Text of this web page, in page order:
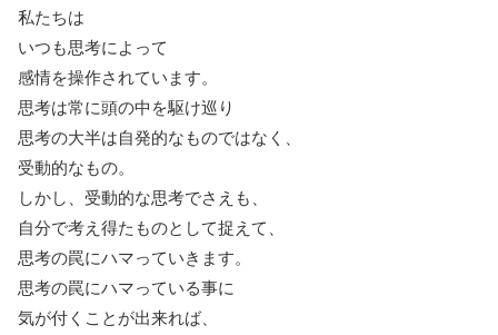
私たちは
いつも思考によって
感情を操作されています。
思考は常に頭の中を駆け巡り
思考の大半は自発的なものではなく、
受動的なもの。
しかし、受動的な思考でさえも、
自分で考え得たものとして捉えて、
思考の罠にハマっていきます。
思考の罠にハマっている事に
気が付くことが出来れば、